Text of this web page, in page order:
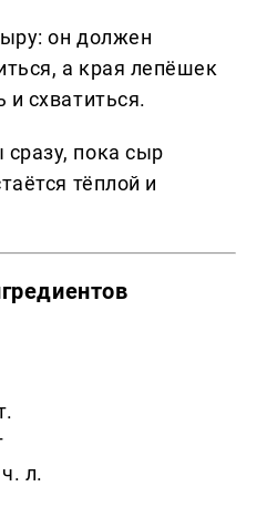
он должен
а края лепёшек
и схватиться.
пока сыр
тёплой и
л.